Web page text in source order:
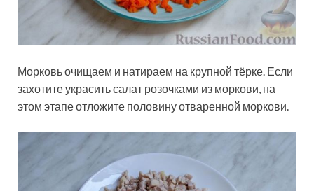
Морковь очищаем и натираем на крупной тёрке. Если
захотите украсить салат розочками из моркови, на
этом этапе отложите половину отваренной моркови.